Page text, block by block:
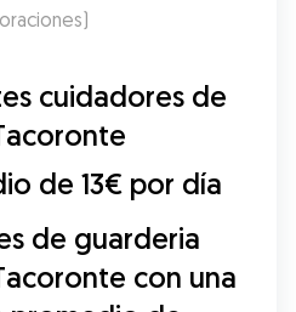
)
cuidadores de
de 13€ por día
de guarderia
con una